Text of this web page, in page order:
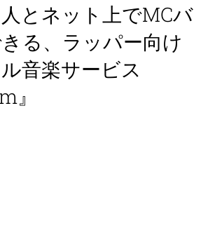
とネット上でMCバ
る、ラッパー向け
音楽サービス
』